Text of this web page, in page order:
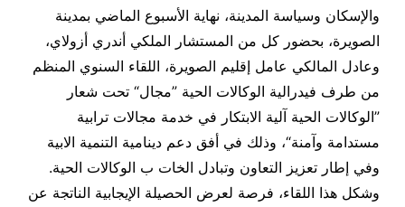
والإسكان وسياسة المدينة، نهاية الأسبوع الماضي بمدينة
الصويرة، بحضور كل من المستشار الملكي أندري أزولاي،
وعادل المالكي عامل إقليم الصويرة، اللقاء السنوي المنظم
من طرف فيدرالية الوكالات الحية ”مجال“ تحت شعار
”الوكالات الحية آلية الابتكار في خدمة مجالات ترابية
مستدامة وآمنة“، وذلك في أفق دعم دينامية التنمية الابية
وفي إطار تعزيز التعاون وتبادل الخات ب الوكالات الحية.
وشكل هذا اللقاء، فرصة لعرض الحصيلة الإيجابية الناتجة عن